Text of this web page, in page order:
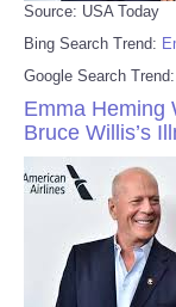
Source: USA Today
Bing Search Trend:
Google Search Trend:
Emma Heming
Bruce Willis’s